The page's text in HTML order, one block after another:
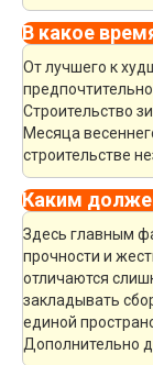
В какое
От лучшего к
Строительство
Месяца
строительстве
Каким
Здесь главным
прочности и
отличаются
закладывать
единой
Дополнительно